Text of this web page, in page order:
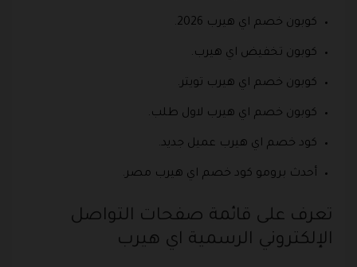
كوبون خصم اي هيرب 2026.
كوبون تخفيض اي هيرب.
كوبون خصم اي هيرب تويتر.
كوبون خصم اي هيرب لاول طلب.
كود خصم اي هيرب عميل جديد.
أحدث برومو كود خصم اي هيرب مصر.
تعرف على قائمة صفحات التواصل
الإلكتروني الرسمية اي هيرب